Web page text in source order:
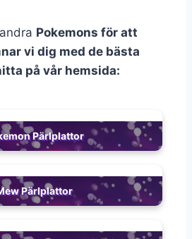
Pokemons för att
vi dig med de bästa
på vår hemsida:
Pärlplattor
Pärlplattor